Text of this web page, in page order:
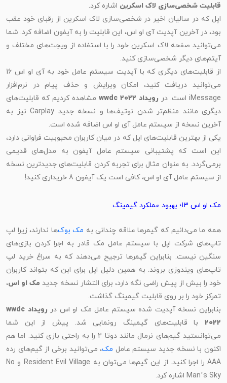
قابلیت شخصی‌سازی لاک اسکریناشاره کرد.
اپل که در سالیان اخیر در شخصی‌سازی لاک اسکرین از رقبای خود عقب
بود، در آخرین آپدیت آی او اس، این قابلیت را به آیفون‌ اضافه کرد. شما
می‌توانید صفحه لاک اسکرین خود را با استفاده از ویجت‌های مختلف و
آیتم‌های دیگر شخصی‌سازی کنید.
از قابلیت‌های دیگری که با آپدیت سیستم عامل خود به آی او اس 16
می‌توانید دریافت کنید، امکان ویرایش و حذف پیام در نرم‌افزار
iMessage است. در
رویداد wwdc 2022
مشاهده کردیم که قابلیت‌های
دیگری مانند منظم‌تر شدن نوتیف‌ها و نسخه جدید Carplay نیز به
آخرین نسخه از سیستم عامل آی او اس اضافه شده است.
یکی از بهترین قابلیت‌های اپل که در میان کاربران محبوبیت فراوانی دارد،
این است که پشتیبانی سیستم عامل آیفون به مدل‌های قدیمی
برمی‌گردد. به عنوان مثال برای تجربه کردن قابلیت‌های جدیدترین نسخه
از سیستم عامل آی او اس، کافی است یک آیفون 8 خریداری کنید!
مک او اس 13؛ بهبود عملکرد گیمینگ
همه ما می‌دانیم که گیمرها علاقه چندانی بهمک بوک‌ها ندارند، زیرا لپ‌
تاپ‌های شرکت اپل با سیستم عامل مک قادر به اجرا کردن بازی‌های
سنگین نیست. بنابراین گیمرها ترجیح می‌دهند که به سراغ خرید لپ
تاپ‌های ویندوزی بروند. به همین دلیل اپل برای این که بتواند کاربران
خود را بیش از پیش راضی نگه دارد، برای انتشار نسخه جدیدمک او اس،
تمرکز خود را بر روی قابلیت گیمینگ گذاشت.
بنابراین نسخه آپدیت شده سیستم عامل مک او اس در
رویداد wwdc
2022با قابلیت‌های گیمینگ رونمایی شد. پیش از این شما
می‌توانستید گیم‌های نرمال مانند دوتا 2 را به راحتی بازی کنید. اما هم
اکنون با نسخه جدید سیستم عاملمک، می‌توانید برخی از گیم‌های رده
AAA را اجرا کنید. از این گیم‌ها می‌توان به Resident Evil Village و No
Man’s Sky اشاره کرد.